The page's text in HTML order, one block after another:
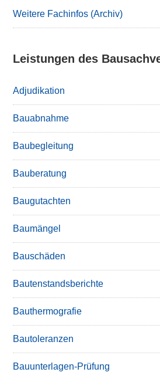
Weitere Fachinfos (Archiv)
Leistungen des
Adjudikation
Bauabnahme
Baubegleitung
Bauberatung
Baugutachten
Baumängel
Bauschäden
Bautenstandsberichte
Bauthermografie
Bautoleranzen
Bauunterlagen-Prüfung